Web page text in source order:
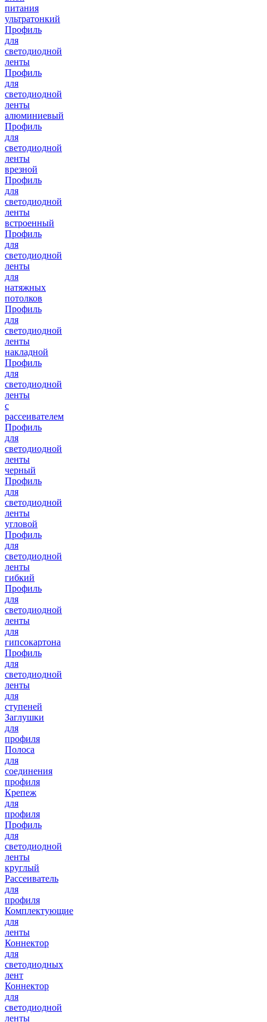
питания
ультратонкий
Профиль
для
светодиодной
ленты
Профиль
для
светодиодной
ленты
алюминиевый
Профиль
для
светодиодной
ленты
врезной
Профиль
для
светодиодной
ленты
встроенный
Профиль
для
светодиодной
ленты
для
натяжных
потолков
Профиль
для
светодиодной
ленты
накладной
Профиль
для
светодиодной
ленты
с
рассеивателем
Профиль
для
светодиодной
ленты
черный
Профиль
для
светодиодной
ленты
угловой
Профиль
для
светодиодной
ленты
гибкий
Профиль
для
светодиодной
ленты
для
гипсокартона
Профиль
для
светодиодной
ленты
для
ступеней
Заглушки
для
профиля
Полоса
для
соединения
профиля
Крепеж
для
профиля
Профиль
для
светодиодной
ленты
круглый
Рассеиватель
для
профиля
Комплектующие
для
ленты
Коннектор
для
светодиодных
лент
Коннектор
для
светодиодной
ленты